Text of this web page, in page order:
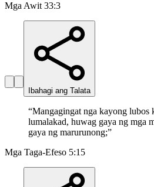
Mga Awit 33:3
Ibahagi ang Talata
“Mangagingat nga kayong lubos
lumalakad, huwag gaya ng mga
gaya ng marurunong;”
Mga Taga-Efeso 5:15